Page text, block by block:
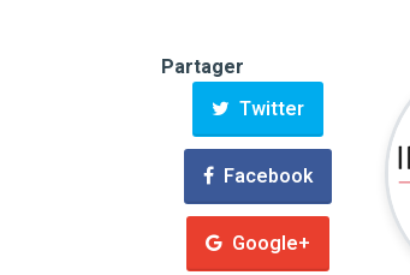
Partager
Twitter
Facebook
Google+